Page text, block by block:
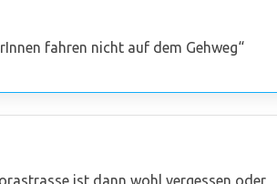
fahren nicht auf dem Gehweg“
ist dann wohl vergessen oder